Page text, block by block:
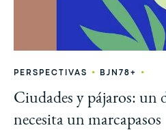
PERSPECTIVAS • BJN78+ •
Ciudades y pájaros:
necesita un marcapasos